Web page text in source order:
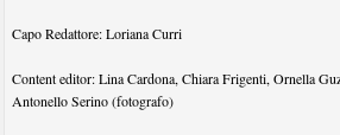
Capo Redattore:Loriana Curri
Content editor:Lina Cardona,Chiara Frigenti,Ornella
Antonello Serino (fotografo)